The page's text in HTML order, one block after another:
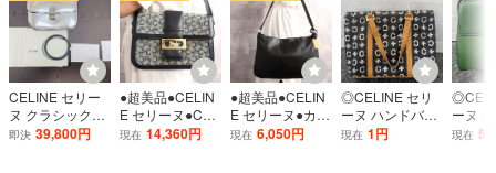
CELINE セリー
ヌ クラシックボ
ックス ミディア
即決 39,800円
●超美品●CELIN
E セリーヌ●Cマ
カダム●キャンバ
現在 14,360円
●超美品●CELIN
E セリーヌ●カー
フ レザー 本革●
現在 6,050円
◎CELINE セリ
ーヌ ハンドバッ
グ マカダム柄 デ
現在 1円
ーヌ
ショル
現在